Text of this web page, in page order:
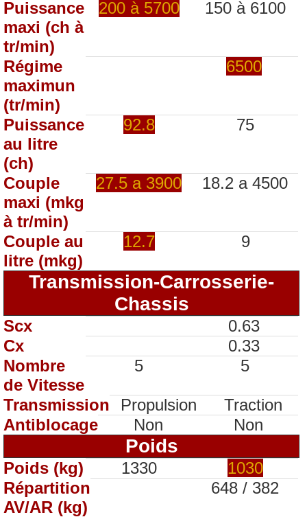
Puissance
maxi (ch à
tr/min)
200 à 5700 150 à 6100
Régime
maximun
(tr/min)
6500
Puissance
au litre
(ch)
92.8 75
Couple
maxi (mkg
à tr/min)
27.5 a 3900 18.2 a 4500
Couple au
litre (mkg)
12.7 9
Transmission-Carrosserie-
Chassis
Scx
0.63
Cx
0.33
Nombre
de Vitesse
5 5
Transmission Propulsion
Traction
Antiblocage
Non Non
Poids
Poids (kg) 1330
1030
Répartition
AV/AR (kg)
648 / 382